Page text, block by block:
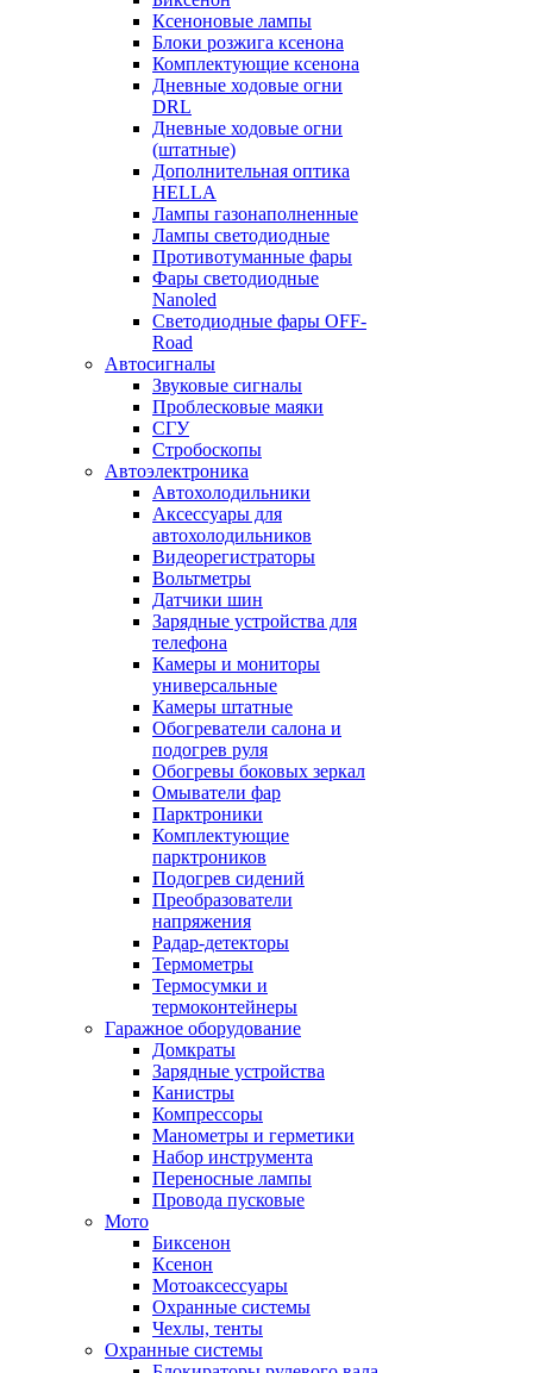
Ксеноновые лампы
Блоки розжига ксенона
Комплектующие ксенона
Дневные ходовые огни
DRL
Дневные ходовые огни
(штатные)
Дополнительная оптика
HELLA
Лампы газонаполненные
Лампы светодиодные
Противотуманные фары
Фары светодиодные
Nanoled
Светодиодные фары OFF-
Road
Автосигналы
Звуковые сигналы
Проблесковые маяки
СГУ
Стробоскопы
Автоэлектроника
Автохолодильники
Аксессуары для
автохолодильников
Видеорегистраторы
Вольтметры
Датчики шин
Зарядные устройства для
телефона
Камеры и мониторы
универсальные
Камеры штатные
Обогреватели салона и
подогрев руля
Обогревы боковых зеркал
Омыватели фар
Парктроники
Комплектующие
парктроников
Подогрев сидений
Преобразователи
напряжения
Радар-детекторы
Термометры
Термосумки и
термоконтейнеры
Гаражное оборудование
Домкраты
Зарядные устройства
Канистры
Компрессоры
Манометры и герметики
Набор инструмента
Переносные лампы
Провода пусковые
Мото
Биксенон
Ксенон
Мотоаксессуары
Охранные системы
Чехлы, тенты
Охранные системы